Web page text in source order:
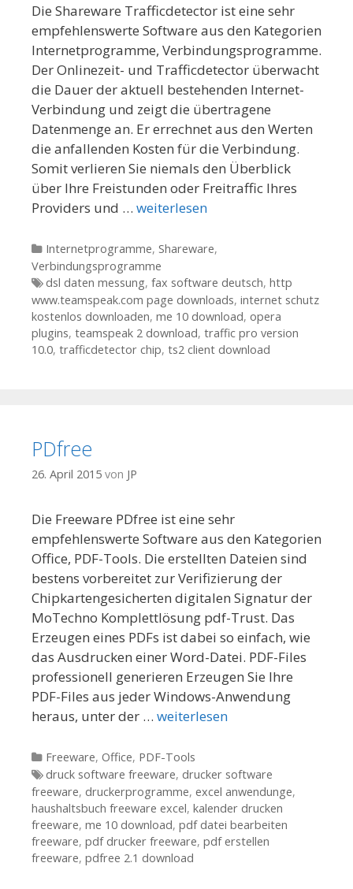
Die Shareware Trafficdetector ist eine sehr
empfehlenswerte Software aus den Kategorien
Internetprogramme, Verbindungsprogramme.
Der Onlinezeit- und Trafficdetector überwacht
die Dauer der aktuell bestehenden Internet-
Verbindung und zeigt die übertragene
Datenmenge an. Er errechnet aus den Werten
die anfallenden Kosten für die Verbindung.
Somit verlieren Sie niemals den Überblick
über Ihre Freistunden oder Freitraffic Ihres
Providers und … weiterlesen
Kategorien
Internetprogramme, Shareware,
Verbindungsprogramme
Tags
dsl daten messung, fax software deutsch, http
www.teamspeak.com page downloads, internet schutz
kostenlos downloaden, me 10 download, opera
plugins, teamspeak 2 download, traffic pro version
10.0, trafficdetector chip, ts2 client download
PDfree
26. April 2015 von JP
Die Freeware PDfree ist eine sehr
empfehlenswerte Software aus den Kategorien
Office, PDF-Tools. Die erstellten Dateien sind
bestens vorbereitet zur Verifizierung der
Chipkartengesicherten digitalen Signatur der
MoTechno Komplettlösung pdf-Trust. Das
Erzeugen eines PDFs ist dabei so einfach, wie
das Ausdrucken einer Word-Datei. PDF-Files
professionell generieren Erzeugen Sie Ihre
PDF-Files aus jeder Windows-Anwendung
heraus, unter der … weiterlesen
Kategorien
Freeware, Office, PDF-Tools
Tags
druck software freeware, drucker software
freeware, druckerprogramme, excel anwendunge,
haushaltsbuch freeware excel, kalender drucken
freeware, me 10 download, pdf datei bearbeiten
freeware, pdf drucker freeware, pdf erstellen
freeware, pdfree 2.1 download